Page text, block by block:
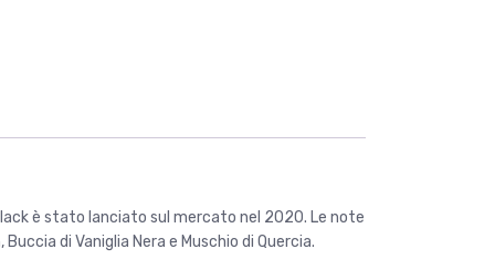
è stato lanciato sul mercato nel 2020. Le note
di Vaniglia Nera e Muschio di Quercia.